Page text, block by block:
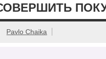
Pavlo Chaika